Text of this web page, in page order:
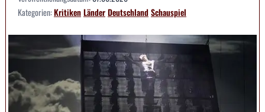
Kategorien:KritikenLänderDeutschlandSchauspiel